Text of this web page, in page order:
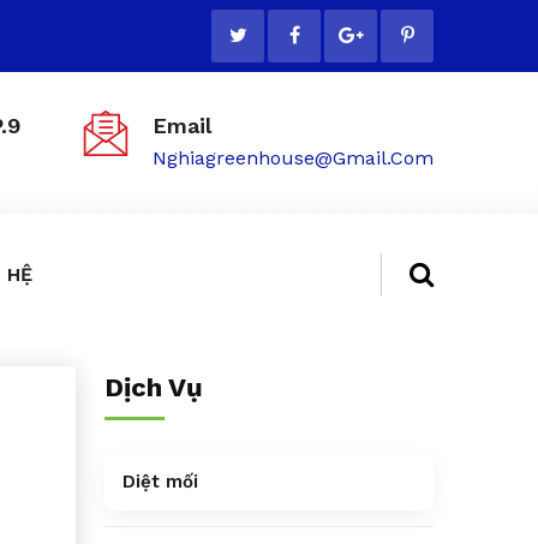
Email
Nghiagreenhouse@gmail.com
HỆ
Dịch Vụ
Diệt mối